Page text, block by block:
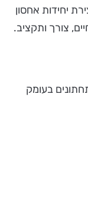
יחידות אחסון
צורך ותקציב.
בעומק